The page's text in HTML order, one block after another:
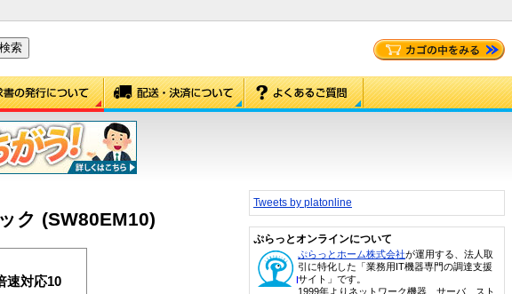
ク (SW80EM10)
速対応10
Tweets by platonline
ぷらっとオンラインについて
ぷらっとホーム株式会社が運用する、法人取
引に特化した「業務用IT機器専門の調達支援
サイト」です。
1999年よりネットワーク機器、サーバ、スト